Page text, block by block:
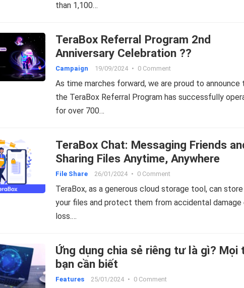
than 1,100…
TeraBox Referral Program 2nd
Anniversary Celebration ??
Campaign 19/09/2024 • 0 Comment
As time marches forward, we are proud to announce
the TeraBox Referral Program has successfully
for over 700…
TeraBox Chat: Messaging Friends
Sharing Files Anytime, Anywhere
File Share 26/01/2024 • 0 Comment
TeraBox, as a generous cloud storage tool, can
your files and protect them from accidental damage
loss.…
Ứng dụng chia sẻ riêng tư là gì? Mọi
bạn cần biết
Features 25/01/2024 • 0 Comment